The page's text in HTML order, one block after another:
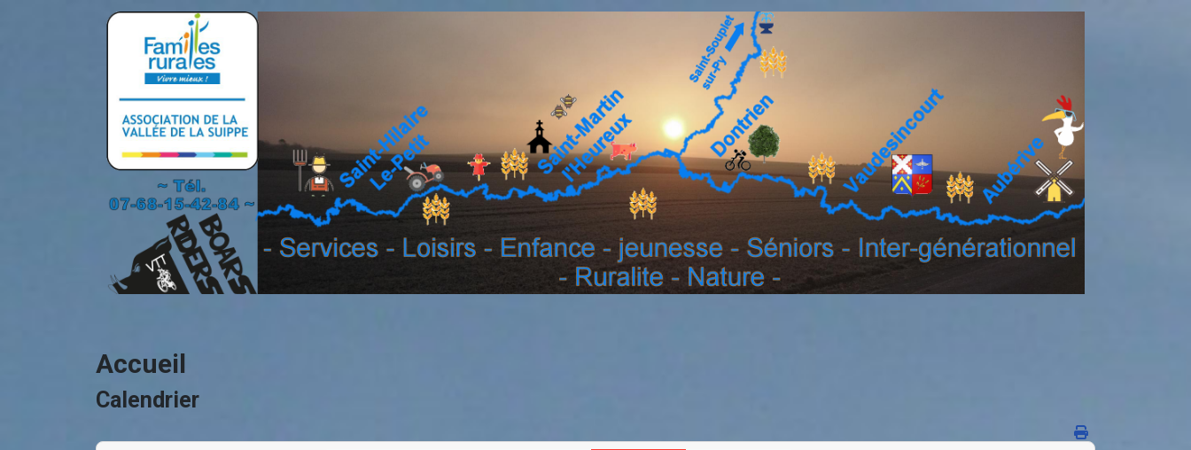
Accueil
Calendrier